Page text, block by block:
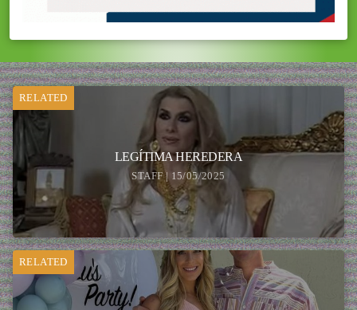
RELATED
LEGÍTIMA HEREDERA
STAFF | 15/05/2025
RELATED